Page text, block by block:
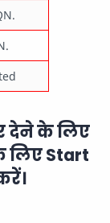
देने के लिए
लिए Start